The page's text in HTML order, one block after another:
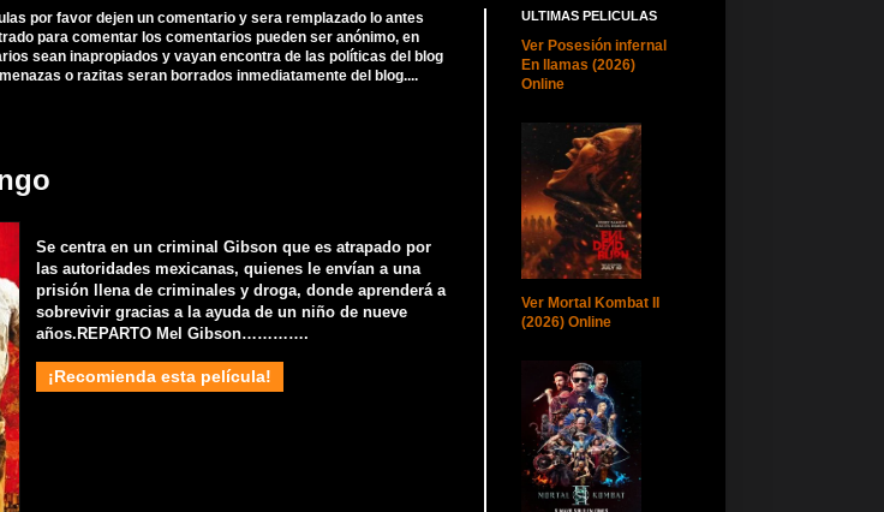
por favor dejen un comentario y sera remplazado lo antes
para comentar los comentarios pueden ser anónimo, en
sean inapropiados y vayan encontra de las políticas del blog
o razitas seran borrados inmediatamente del blog....
Se centra en un criminal Gibson que es atrapado por
las autoridades mexicanas, quienes le envían a una
prisión llena de criminales y droga, donde aprenderá a
sobrevivir gracias a la ayuda de un niño de nueve
años.REPARTO Mel Gibson………….
¡Recomienda esta película!
ULTIMAS PELICULAS
Ver Posesión infernal
En llamas (2026)
Online
Ver Mortal Kombat II
(2026) Online